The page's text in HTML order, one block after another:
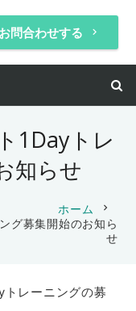
お問合わせする keyboard_arrow_right
1Dayトレ
知らせ
ホーム chevron_right
グ募集開始のお知ら
せ
レーニングの募